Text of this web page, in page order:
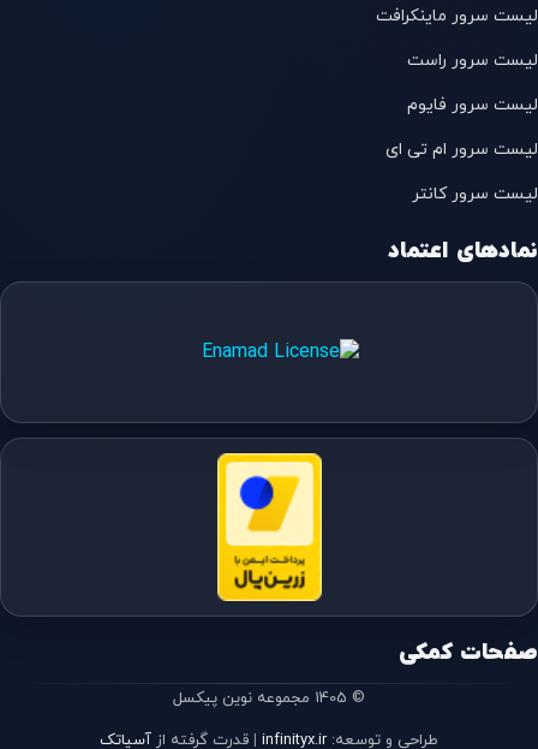
لیست سرور ماینکرافت
لیست سرور راست
لیست سرور فایوم
لیست سرور ام تی ای
لیست سرور کانتر
نمادهای اعتماد
صفحات کمکی
© 1405 مجموعه نوین پیکسل
طراحی و توسعه:infinityx.ir قدرت گرفته از آسیاتک